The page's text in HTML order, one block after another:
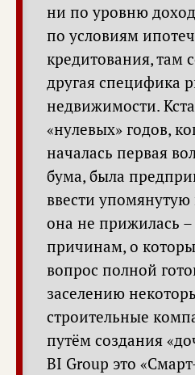
ни по уровню
по условиям
кредитования, там
другая специфика
недвижимости.
«нулевых» годов,
началась первая
бума, была
ввести
она не прижилась
причинам, о
вопрос полной
заселению
строительные
путём создания
BI Group это